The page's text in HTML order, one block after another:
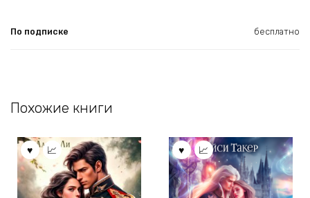
По подписке бесплатно
Похожие книги